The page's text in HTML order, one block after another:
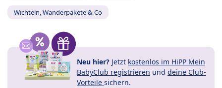
Wichteln, Wanderpakete & Co
Neu hier? Jetzt kostenlos im HiPP Mein
BabyClub registrieren und deine Club-
Vorteile sichern.